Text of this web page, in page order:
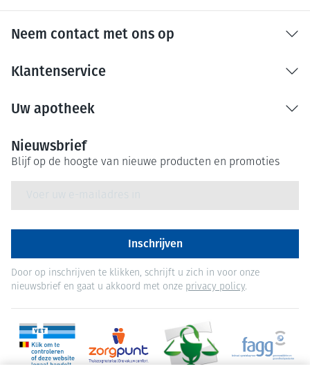
Neem contact met ons op
Klantenservice
Uw apotheek
Nieuwsbrief
Blijf op de hoogte van nieuwe producten en promoties
Inschrijven
Door op inschrijven te klikken, schrijft u zich in voor onze
nieuwsbrief en gaat u akkoord met onze privacy policy.